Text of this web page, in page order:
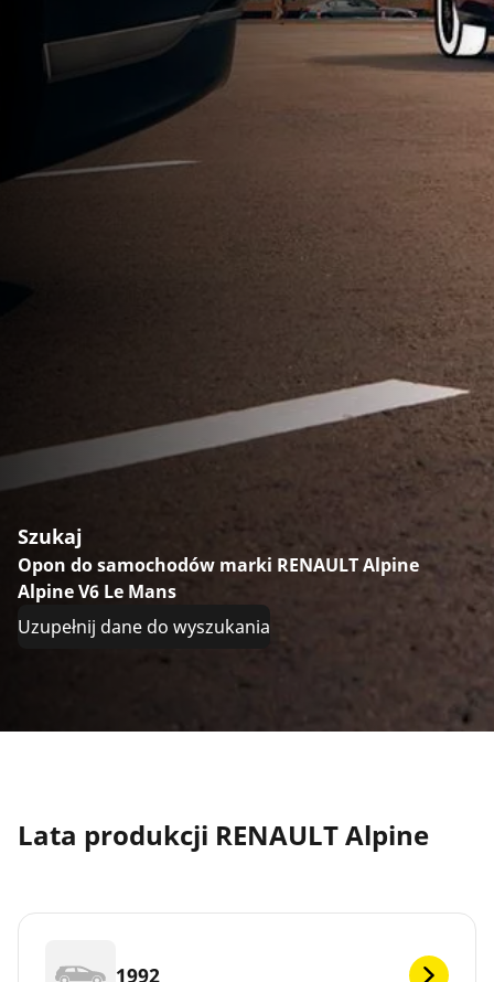
Szukaj
Opon do samochodów marki RENAULT Alpine
Alpine V6 Le Mans
Uzupełnij dane do wyszukania
Lata produkcji RENAULT Alpine
1992